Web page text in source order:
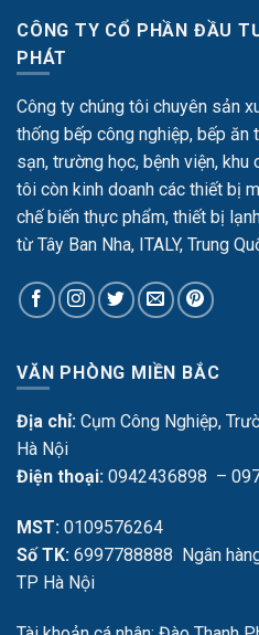
CÔNG TY CỔ PHẦN ĐẦU
PHÁT
Công ty chúng tôi chuyên sản
thống bếp công nghiệp, bếp ăn
sạn, trường học, bệnh viện, khu
tôi còn kinh doanh các thiết bị
chế biến thực phẩm, thiết bị
từ Tây Ban Nha, ITALY, Trung
VĂN PHÒNG MIỀN BẮC
Địa chỉ: Cụm Công Nghiệp,
Hà Nội
Điện thoại: 0942436898 –
MST: 0109576264
Số TK: 6997788888 Ngân
TP Hà Nội